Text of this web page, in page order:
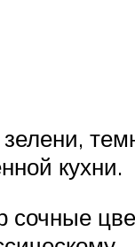
кухни.